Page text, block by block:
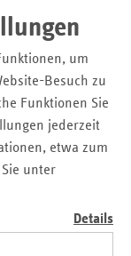
um
Besuch zu
Funktionen Sie
jederzeit
etwa zum
unter
Details
und
Laufzeit von
Konzeptes sind:
in MV
dadurch den